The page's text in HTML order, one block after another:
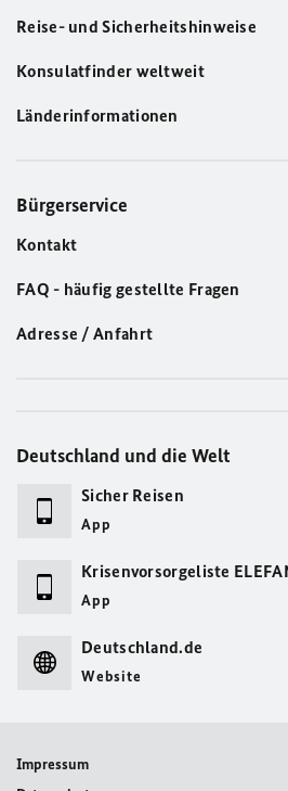
Reise- und Sicherheitshinweise
Konsulatfinder weltweit
Länderinformationen
Bürgerservice
Kontakt
FAQ - häufig gestellte Fragen
Adresse / Anfahrt
Deutschland und die Welt
Sicher Reisen
App
Krisenvorsorgeliste
App
Deutschland.de
Website
Impressum